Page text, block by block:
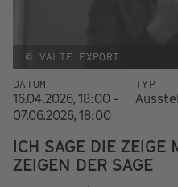
© VALIE EXPORT
DATUM
16.04.2026, 18:00 -
07.06.2026, 18:00
TYP
ICH SAGE DIE ZEIGE
ZEIGEN DER SAGE